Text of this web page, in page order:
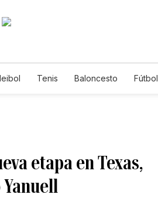
Tenis Baloncesto Fútbol
etapa en Texas,